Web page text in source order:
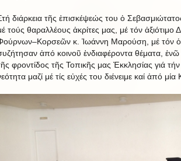
διάρκεια τῆς ἐπισκέψεώς του ὁ
τούς θαραλλέους ἀκρίτες μας, μέ τόν ἀξιότιμο
κ. Ἰωάννη Μαρούση, μέ τόν
ἀπό κοινοῦ ἐνδιαφέροντα θέματα, ἐνῶ
φροντίδος τῆς Τοπικῆς μας Ἐκκλησίας γιά
μαζί μέ τίς εὐχές του διένειμε καί ἀπό μία